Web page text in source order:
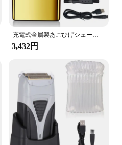
充電式金属製あごひげシェーバー,男性用電気シェーバー,仕上げツール
3,432円